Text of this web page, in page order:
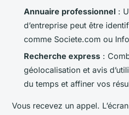
Annuaire professionnel :
d’entreprise peut être
comme Societe.com ou
Recherche express :
géolocalisation et avis
du temps et affiner vos
Vous recevez un appel.